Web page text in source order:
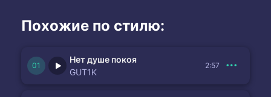
Похожие по стилю:
Нет душе покоя
GUT1K
2:57